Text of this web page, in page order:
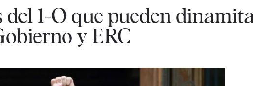
del 1-O que pueden
y ERC